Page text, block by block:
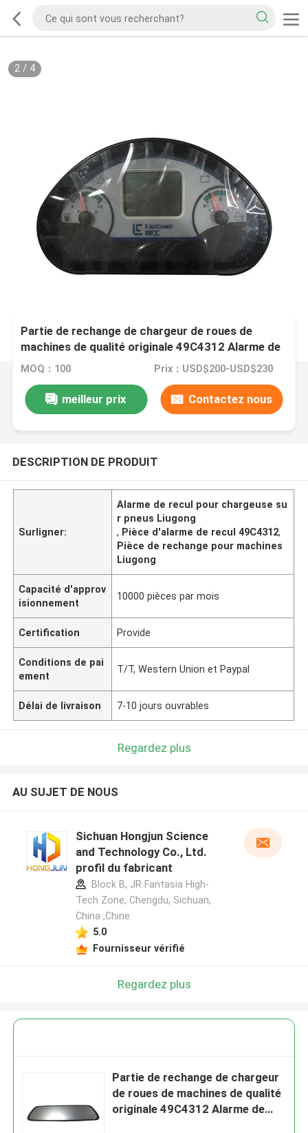
2/ 4
Partie de rechange de chargeur de roues de
machines de qualité originale 49C4312 Alarme de
secours pour Liugong
MOQ：100 Prix：USD$200-USD$230
meilleur prix Contactez nous
DESCRIPTION DE PRODUIT
Surligner:
Alarme de recul pour chargeuse su
r pneus Liugong
, Pièce d'alarme de recul 49C4312,
Pièce de rechange pour machines
Liugong
Capacité d'approv
isionnement
10000 pièces par mois
Certification Provide
Conditions de pai
ement
T/T, Western Union et Paypal
Délai de livraison 7-10 jours ouvrables
Regardez plus
AU SUJET DE NOUS
Sichuan Hongjun Science
and Technology Co., Ltd.
profil du fabricant
Block B, JR Fantasia High-
Tech Zone, Chengdu, Sichuan,
China ,Chine
5.0
Fournisseur vérifié
Regardez plus
Partie de rechange de chargeur
de roues de machines de qualité
originale 49C4312 Alarme de